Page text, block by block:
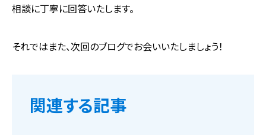
相談に丁寧に回答いたします。
それではまた、次回のブログでお会いいたしましょう！
関連する記事